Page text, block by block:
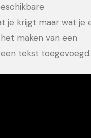
je krijgt maar wat je
maken van een
tekst toegevoegd.